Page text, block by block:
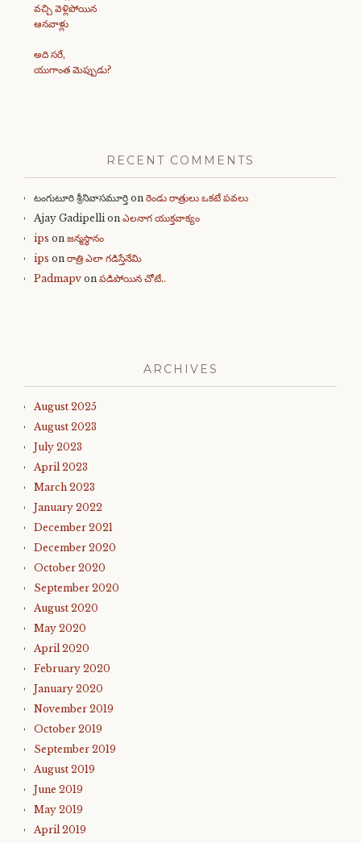
వచ్చి వెళ్లిపోయిన
ఆనవాళ్లు
అది సరే,
యుగాంత మెప్పుడు?
RECENT COMMENTS
టంగుటూరి శ్రీనివాసమూర్తి on రెండు రాత్రులు ఒకటే పవలు
Ajay Gadipellion ఎలనాగ యుక్తవాక్యం
ips on జన్మస్థానం
ips on రాత్రి ఎలా గడిస్తేనేమి
Padmapv on పడిపోయిన చోటే..
ARCHIVES
August 2025
August 2023
July 2023
April 2023
March 2023
January 2022
December 2021
December 2020
October 2020
September 2020
August 2020
May 2020
April 2020
February 2020
January 2020
November 2019
October 2019
September 2019
August 2019
June 2019
May 2019
April 2019